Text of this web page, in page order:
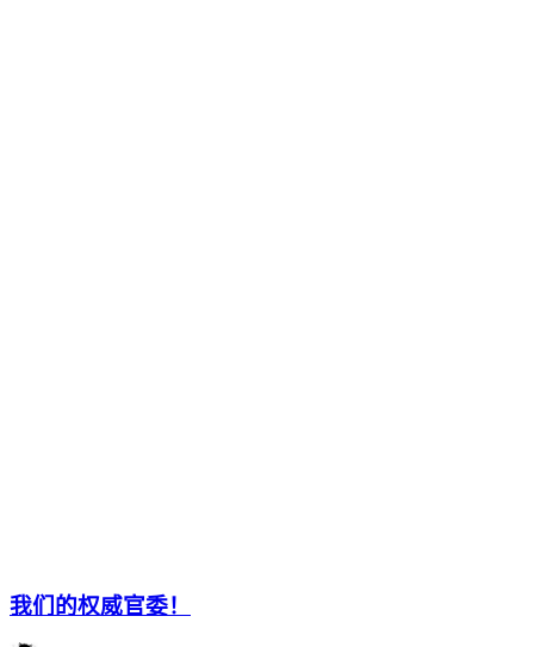
我们的权威官委！